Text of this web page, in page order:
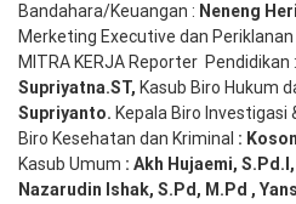
Bandahara/Keuangan : Neneng
Merketing Executive dan Periklanan
MITRA KERJA Reporter Pendidikan :
Supriyatna.ST, Kasub Biro Hukum
Supriyanto. Kepala Biro Investigasi
Biro Kesehatan dan Kriminal :
Kasub Umum : Akh Hujaemi, S.Pd.I,
Nazarudin Ishak, S.Pd , M.Pd ,